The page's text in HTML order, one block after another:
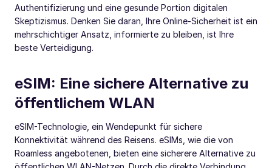
Authentifizierung und eine gesunde Portion digitalen
Skeptizismus. Denken Sie daran, Ihre Online-Sicherheit ist ein
mehrschichtiger Ansatz, informierte zu bleiben, ist Ihre
beste Verteidigung.
eSIM: Eine sichere Alternative zu
öffentlichem WLAN
eSIM-Technologie, ein Wendepunkt für sichere
Konnektivität während des Reisens. eSIMs, wie die von
Roamless angebotenen, bieten eine sicherere Alternative zu